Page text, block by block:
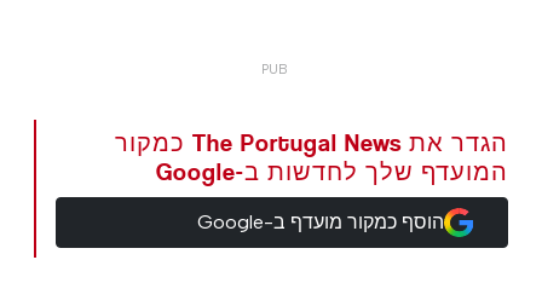
הגדר את The Portugal News כמקור
המועדף שלך לחדשות ב-Google
הוסף כמקור מועדף ב-Google